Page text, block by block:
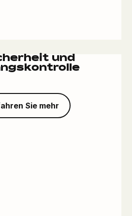
und
Sie mehr